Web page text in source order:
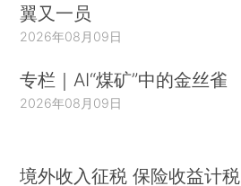
翼又一员
2026年08月09日
专栏｜AI“煤矿”中的金丝雀
2026年08月09日
境外收入征税 保险收益计税